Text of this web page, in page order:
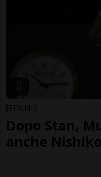
TENNIS
Dopo Stan,
anche